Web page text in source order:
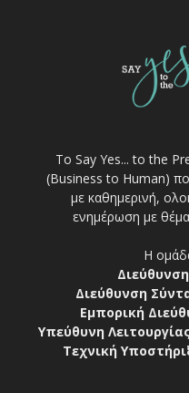
Το Say Yes... to the
(Business to Human)
με καθημερινή,
ενημέρωση με
Η
Διεύθυνση
Εμπορική
Υπεύθυνη
Τεχνική